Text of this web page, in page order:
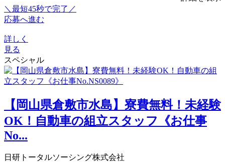
＼最短45秒で完了／
応募へ進む
詳しく
見る
スペシャル
【岡山県倉敷市水島】寮費無料！未経験
OK！自動車の組立スタッフ《お仕事
No...
日研トータルソーシング株式会社